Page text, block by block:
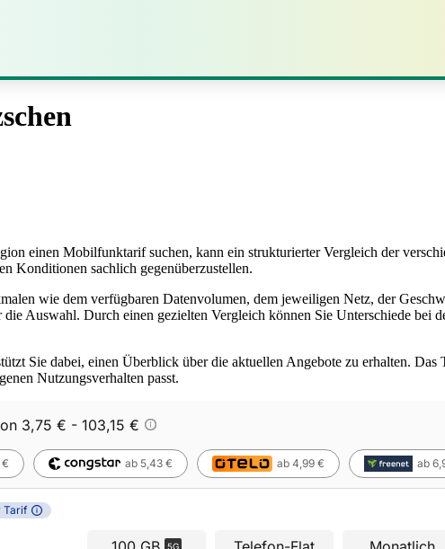
einen Mobilfunktarif suchen, kann ein strukturierter Vergleich der
Konditionen sachlich gegenüberzustellen.
wie dem verfügbaren Datenvolumen, dem jeweiligen Netz, der
Auswahl. Durch einen gezielten Vergleich können Sie Unterschiede
Sie dabei, einen Überblick über die aktuellen Angebote zu erhalten.
Nutzungsverhalten passt.